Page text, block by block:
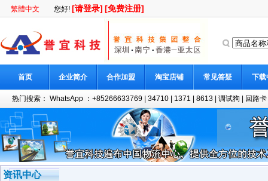
繁體中文 您好! [请登录] [免费注册]
首页 企业简介 合作加盟 淘宝店铺 常见答疑 下载
热门搜索： WhatsApp ：+85266633769 34710 1371 8613 调试狗 回路卡
资讯中心